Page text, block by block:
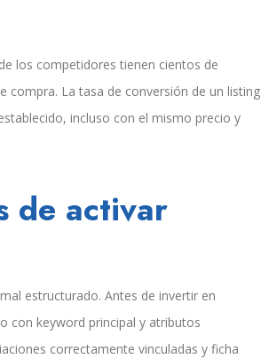
los competidores tienen cientos de
compra. La tasa de conversión de un listing
incluso con el mismo precio y
de activar
estructurado. Antes de invertir en
con keyword principal y atributos
correctamente vinculadas y ficha